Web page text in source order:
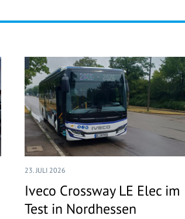
23. JULI 2026
Iveco Crossway LE Elec im
Test in Nordhessen